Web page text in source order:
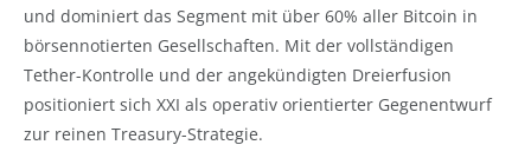
und dominiert das Segment mit über 60% aller Bitcoin in
börsennotierten Gesellschaften. Mit der vollständigen
Tether-Kontrolle und der angekündigten Dreierfusion
positioniert sich XXI als operativ orientierter Gegenentwurf
zur reinen Treasury-Strategie.